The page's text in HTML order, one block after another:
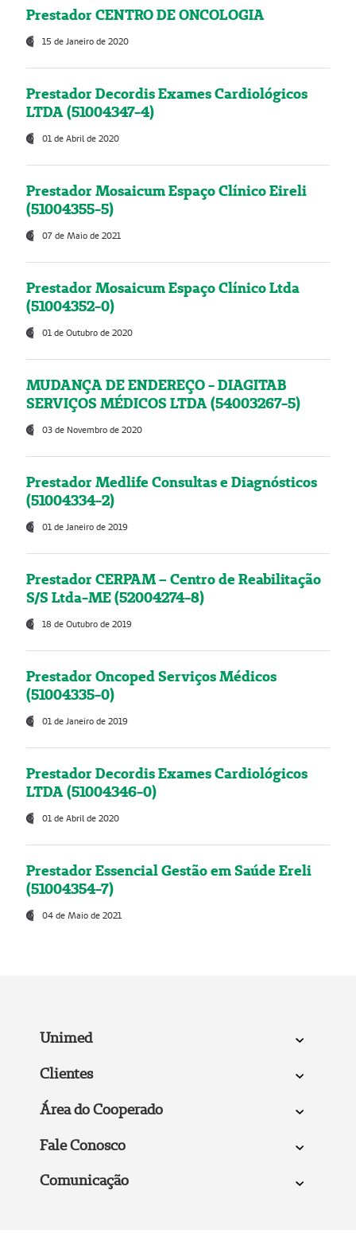
Prestador CENTRO DE ONCOLOGIA
15 de Janeiro de 2020
Prestador Decordis Exames Cardiológicos
LTDA (51004347-4)
01 de Abril de 2020
Prestador Mosaicum Espaço Clínico Eireli
(51004355-5)
07 de Maio de 2021
Prestador Mosaicum Espaço Clínico Ltda
(51004352-0)
01 de Outubro de 2020
MUDANÇA DE ENDEREÇO - DIAGITAB
SERVIÇOS MÉDICOS LTDA (54003267-5)
03 de Novembro de 2020
Prestador Medlife Consultas e Diagnósticos
(51004334-2)
01 de Janeiro de 2019
Prestador CERPAM – Centro de Reabilitação
S/S Ltda-ME (52004274-8)
18 de Outubro de 2019
Prestador Oncoped Serviços Médicos
(51004335-0)
01 de Janeiro de 2019
Prestador Decordis Exames Cardiológicos
LTDA (51004346-0)
01 de Abril de 2020
Prestador Essencial Gestão em Saúde Ereli
(51004354-7)
04 de Maio de 2021
Unimed
Clientes
Área do Cooperado
Fale Conosco
Comunicação